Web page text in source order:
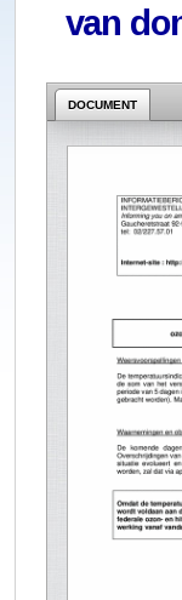
van
DOCUMENT